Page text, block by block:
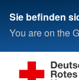
Sie befinden
You are on the